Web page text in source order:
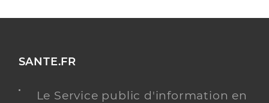
SANTE.FR
Le Service public d'information en